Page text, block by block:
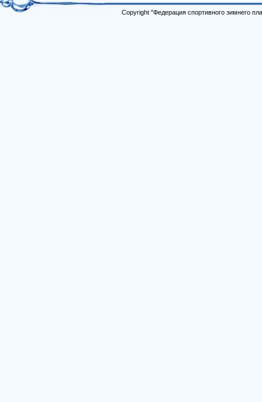
Copyright "Федерация спортивного зимнего